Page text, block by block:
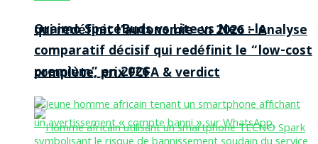
qui redéfinit l’autonomie en 2026 – Analyse
complète, prix FCFA & verdict
Oraimo SpaceBuds vs Lite vs Neo : le
comparatif décisif qui redéfinit le “low-cost
premium” en 2026